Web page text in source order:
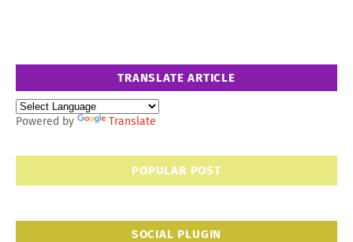
TRANSLATE ARTICLE
Powered by Translate
POPULAR POST
SOCIAL PLUGIN